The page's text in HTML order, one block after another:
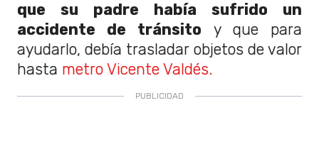
que su padre había sufrido un
accidente de tránsito y que para
ayudarlo, debía trasladar objetos de valor
hasta metro Vicente Valdés.